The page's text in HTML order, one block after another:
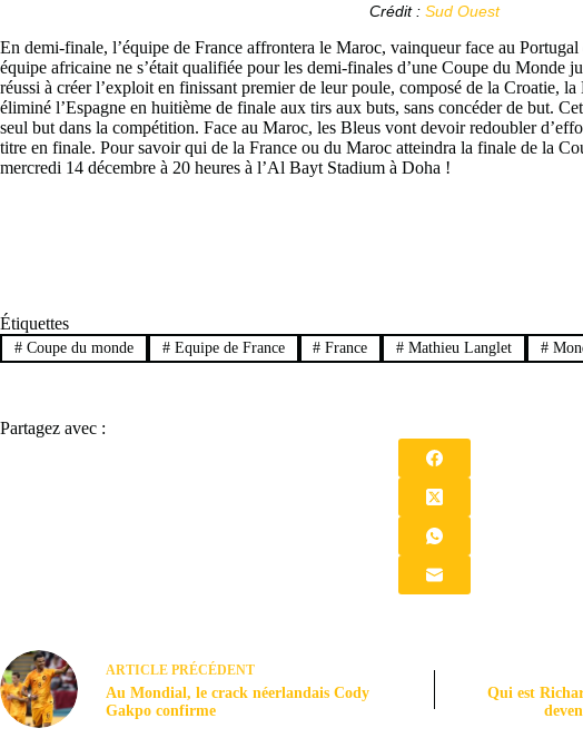
Crédit : Sud Ouest
En demi-finale, l’équipe de France affrontera le Maroc, vainqueur face au
équipe africaine ne s’était qualifiée pour les demi-finales d’une Coupe du Monde
réussi à créer l’exploit en finissant premier de leur poule, composé de la Croatie,
éliminé l’Espagne en huitième de finale aux tirs aux buts, sans concéder de but.
seul but dans la compétition. Face au Maroc, les Bleus vont devoir redoubler
titre en finale. Pour savoir qui de la France ou du Maroc atteindra la finale de la
mercredi 14 décembre à 20 heures à l’Al Bayt Stadium à Doha !
Étiquettes
#Coupe du monde #Equipe de France # France # Mathieu Langlet #
Partagez avec :
ARTICLE PRÉCÉDENT
Au Mondial, le crack néerlandais Cody
Gakpo confirme
Qui est